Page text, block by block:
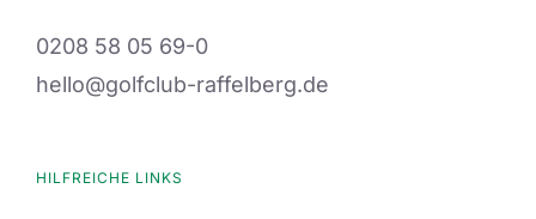
0208 58 05 69-0
hello@golfclub-raffelberg.de
HILFREICHE LINKS